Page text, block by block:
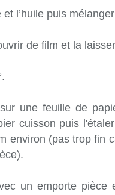
l’huile puis
de film et la
une feuille de
cuisson puis
environ (pas trop fin
un emporte pièce